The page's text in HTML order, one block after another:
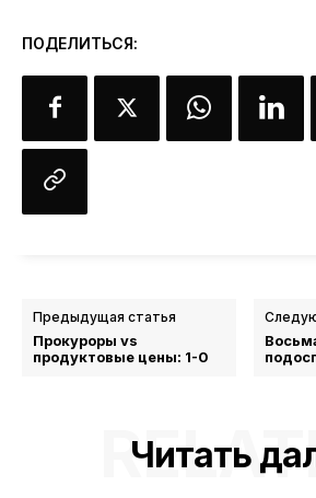
ПОДЕЛИТЬСЯ:
Предыдущая статья
Прокуроры vs
продуктовые цены: 1-0
Читать